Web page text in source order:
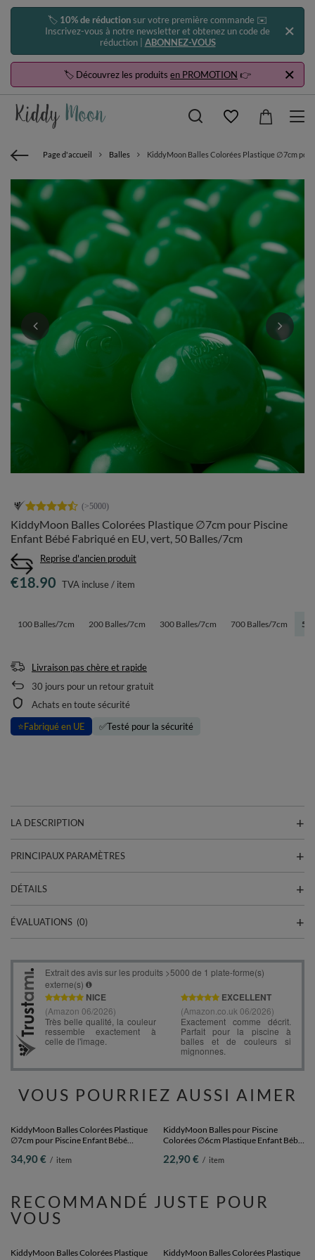
🏷️ 10% de réductionsur votre première commande ✉️
Inscrivez-vous à notre newsletter et obtenez un code de
réduction | ABONNEZ-VOUS
🏷️ Découvrez les produits en PROMOTION 👉
Page d'accueil Balles KiddyMoon Balles Colorées Plastique ∅7cm
KiddyMoon Balles Colorées Plastique ∅7cm pour Piscine
Enfant Bébé Fabriqué en EU, vert, 50 Balles/7cm
Reprise d'ancien produit
100 Balles/7cm 200 Balles/7cm 300 Balles/7cm 700 Balles/7cm 50
€18.90 TVA incluse/ item
Livraison pas chère et rapide
30 jours pour un retour gratuit
Achats en toute sécurité
⭐Fabriqué en UE ✅Testé pour la sécurité
LA DESCRIPTION
PRINCIPAUX PARAMÈTRES
DÉTAILS
ÉVALUATIONS (0)
VOUS POURRIEZ AUSSI AIMER